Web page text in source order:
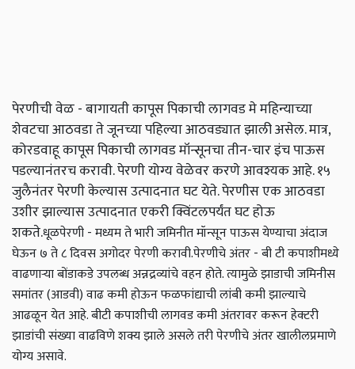
पेरणीची वेळ - बागायती कापूस पिकाची लागवड मे महिन्याच्या
शेवटचा आठवडा ते जूनच्या पहिल्या आठवड्यात झाली असेल. मात्र,
कोरडवाहू कापूस पिकाची लागवड मॉन्सूनचा तीन-चार इंच पाऊस
पडल्यानंतरच करावी. पेरणी योग्य वेळेवर करणे आवश्यक आहे. १५
जुलैनंतर पेरणी केल्यास उत्पादनात घट येते. पेरणीस एक आठवडा
उशीर झाल्यास उत्पादनात एकरी क्विंटलपर्यंत घट होऊ
शकते.धूळपेरणी - मध्यम ते भारी जमिनीत मॉन्सून पाऊस येण्याचा अंदाज
घेऊन ७ ते ८ दिवस अगोदर पेरणी करावी.पेरणीचे अंतर - बी टी कपाशीमध्ये
वाढणाऱ्या बोंडाकडे उपलब्ध अन्नद्रव्यांचे वहन होते. त्यामुळे झाडाची जमिनीस
समांतर (आडवी) वाढ कमी होऊन फळफांद्याची लांबी कमी झाल्याचे
आढळून येत आहे. बीटी कपाशीची लागवड कमी अंतरावर करून हेक्टरी
झाडांची संख्या वाढविणे शक्य झाले असले तरी पेरणीचे अंतर खालीलप्रमाणे
योग्य असावे.